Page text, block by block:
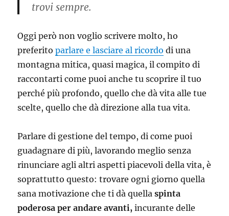
trovi sempre.
Oggi però non voglio scrivere molto, ho
preferitoparlare e lasciare al ricordo di una
montagna mitica, quasi magica, il compito di
raccontarti come puoi anche tu scoprire il tuo
perché più profondo, quello che dà vita alle tue
scelte, quello che dà direzione alla tua vita.
Parlare di gestione del tempo, di come puoi
guadagnare di più, lavorando meglio senza
rinunciare agli altri aspetti piacevoli della vita, è
soprattutto questo: trovare ogni giorno quella
sana motivazione che ti dà quellaspinta
poderosa per andare avanti, incurante delle